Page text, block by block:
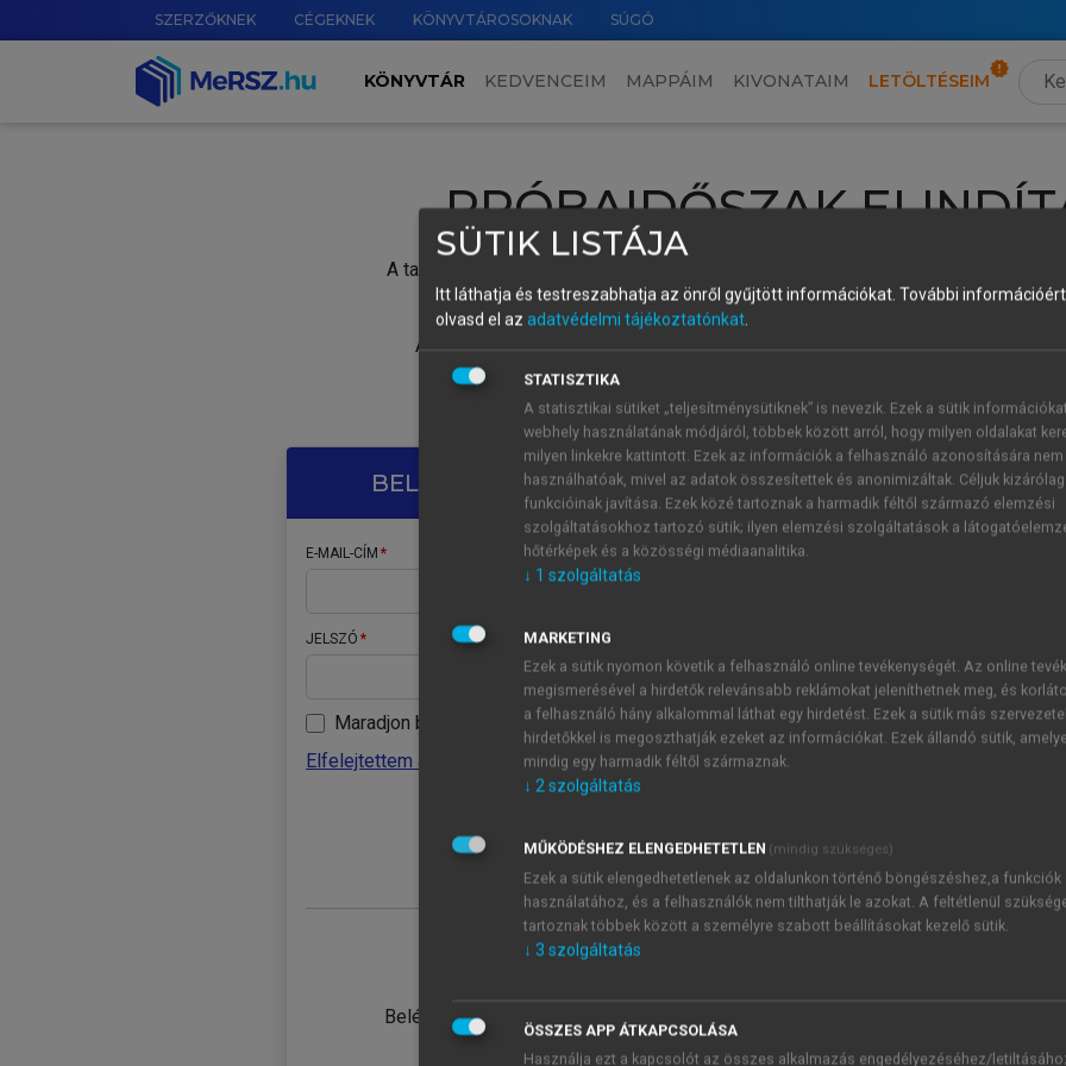
SZERZŐKNEK CÉGEKNEK KÖNYVTÁROSOKNAK SÚGÓ
KÖNYVTÁR KEDVENCEIM MAPPÁIM KIVONATAIM LETÖLTÉSEIM
PRÓBAIDŐSZAK
A tartalom megtekintéséhez lépj be a saját fiókoddal, iskolai azonosítóddal vagy
Új felhasználóként1 óra díjmentes hozzáférésrevagy
A próbaidőszak elindításához,
vagy hozz
A regisztráció után a
BELÉPÉS SAJÁT FIÓKKAL
E-MAIL-CÍM
JELSZÓ
Maradjon belépve
Elfelejtettem a jelszavamat
Belépés intézményi azonosítóval
ÚJ FIÓK
1 óra
JELSZÓ
Kérek értesítést a MeRSZ
Kérek értesítést az
SÜTIK LISTÁJA
Itt láthatja és testreszabhatja az önről gyűjtött információkat. További
olvasd el az adatvédelmi tájékoztatónkat.
STATISZTIKA
A statisztikai sütiket „teljesítménysütiknek” is nevezik. Ezek a sütik
webhely használatának módjáról, többek között arról, hogy milyen oldalakat
milyen linkekre kattintott. Ezek az információk a felhasználó azonosítására nem
használhatóak, mivel az adatok összesítettek és anonimizáltak. Céljuk
funkcióinak javítása. Ezek közé tartoznak a harmadik féltől származó elemzési
szolgáltatásokhoz tartozó sütik; ilyen elemzési szolgáltatások a
hőtérképek és a közösségi médiaanalitika.
↓ 1 szolgáltatás
MARKETING
Ezek a sütik nyomon követik a felhasználó online tevékenységét. Az online
megismerésével a hirdetők relevánsabb reklámokat jeleníthetnek meg, és
a felhasználó hány alkalommal láthat egy hirdetést. Ezek a sütik más
hirdetőkkel is megoszthatják ezeket az információkat. Ezek állandó sütik,
mindig egy harmadik féltől származnak.
↓ 2szolgáltatás
MŰKÖDÉSHEZ ELENGEDHETETLEN (mindig szükséges)
Ezek a sütik elengedhetetlenek az oldalunkon történő böngészéshez,a funkciók
használatához, és a felhasználók nem tilthatják le azokat. A feltétlenül
tartoznak többek között a személyre szabott beállításokat kezelő sütik.
↓ 3 szolgáltatás
ÖSSZES APP ÁTKAPCSOLÁSA
Használja ezt a kapcsolót az összes alkalmazás engedélyezéséhez/